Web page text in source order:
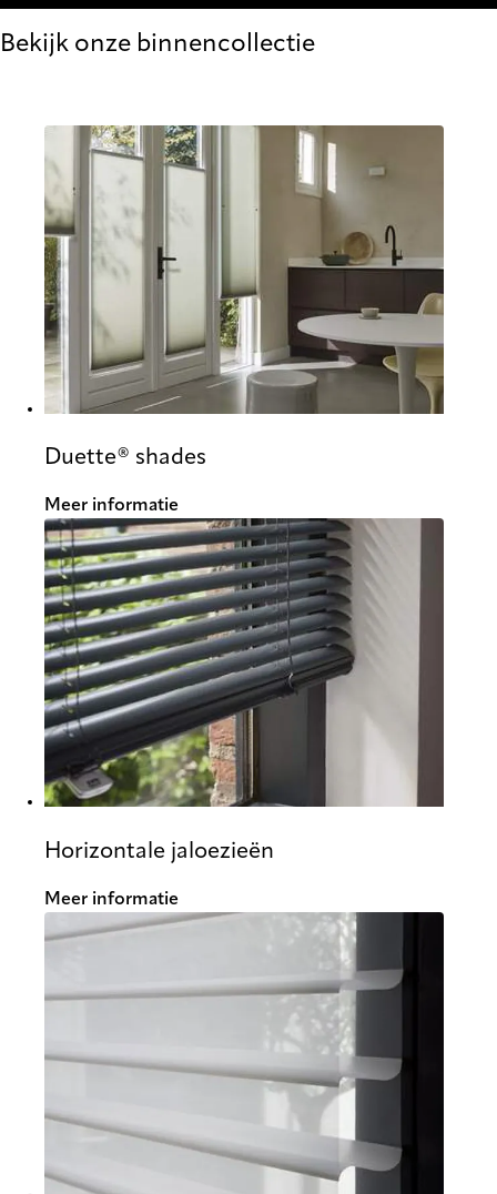
Bekijk onze binnencollectie
Duette® shades
Meer informatie
Horizontale jaloezieën
Meer informatie